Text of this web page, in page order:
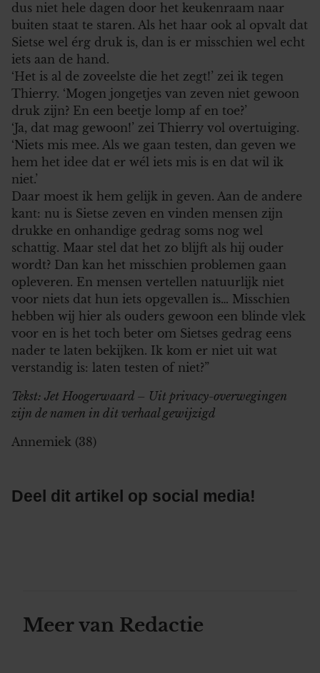
dus niet hele dagen door het keukenraam naar
buiten staat te staren. Als het haar ook al opvalt dat
Sietse wel érg druk is, dan is er misschien wel echt
iets aan de hand.
‘Het is al de zoveelste die het zegt!’ zei ik tegen
Thierry. ‘Mogen jongetjes van zeven niet gewoon
druk zijn? En een beetje lomp af en toe?’
‘Ja, dat mag gewoon!’ zei Thierry vol overtuiging.
‘Niets mis mee. Als we gaan testen, dan geven we
hem het idee dat er wél iets mis is en dat wil ik
niet.’
Daar moest ik hem gelijk in geven. Aan de andere
kant: nu is Sietse zeven en vinden mensen zijn
drukke en onhandige gedrag soms nog wel
schattig. Maar stel dat het zo blijft als hij ouder
wordt? Dan kan het misschien problemen gaan
opleveren. En mensen vertellen natuurlijk niet
voor niets dat hun iets opgevallen is… Misschien
hebben wij hier als ouders gewoon een blinde vlek
voor en is het toch beter om Sietses gedrag eens
nader te laten bekijken. Ik kom er niet uit wat
verstandig is: laten testen of niet?”
Tekst: Jet Hoogerwaard – Uit privacy-overwegingen
zijn de namen in dit verhaal gewijzigd
Annemiek (38)
Deel dit artikel op social media!
Meer van Redactie